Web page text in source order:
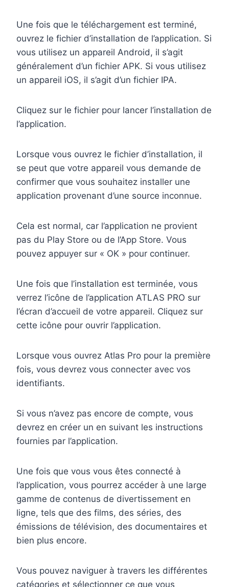
Une fois que le téléchargement est terminé,
ouvrez le fichier d’installation de l’application. Si
vous utilisez un appareil Android, il s’agit
généralement d’un fichier APK. Si vous utilisez
un appareil iOS, il s’agit d’un fichier IPA.
Cliquez sur le fichier pour lancer l’installation de
l’application.
Lorsque vous ouvrez le fichier d’installation, il
se peut que votre appareil vous demande de
confirmer que vous souhaitez installer une
application provenant d’une source inconnue.
Cela est normal, car l’application ne provient
pas du Play Store ou de l’App Store. Vous
pouvez appuyer sur « OK » pour continuer.
Une fois que l’installation est terminée, vous
verrez l’icône de l’application ATLAS PRO sur
l’écran d’accueil de votre appareil. Cliquez sur
cette icône pour ouvrir l’application.
Lorsque vous ouvrez Atlas Pro pour la première
fois, vous devrez vous connecter avec vos
identifiants.
Si vous n’avez pas encore de compte, vous
devrez en créer un en suivant les instructions
fournies par l’application.
Une fois que vous vous êtes connecté à
l’application, vous pourrez accéder à une large
gamme de contenus de divertissement en
ligne, tels que des films, des séries, des
émissions de télévision, des documentaires et
bien plus encore.
Vous pouvez naviguer à travers les différentes
catégories et sélectionner ce que vous